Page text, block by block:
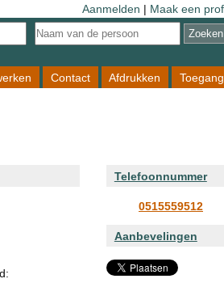
Aanmelden | Maak een
Contact Afdrukken Toegang
Telefoonnummer
0515559512
Aanbevelingen